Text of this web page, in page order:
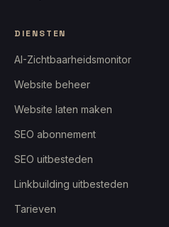
DIENSTEN
AI-Zichtbaarheidsmonitor
Website beheer
Website laten maken
SEO abonnement
SEO uitbesteden
Linkbuilding uitbesteden
Tarieven